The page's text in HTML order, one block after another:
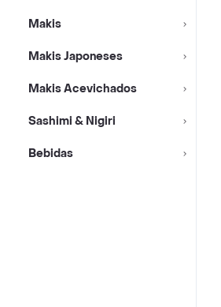
Makis
Makis Japoneses
Makis Acevichados
Sashimi & Nigiri
Bebidas